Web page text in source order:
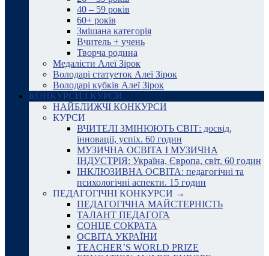
40 – 59 років
60+ років
Змішана категорія
Вчитель + учень
Творча родина
Медалісти Алеї Зірок
Володарі статуеток Алеї Зірок
Володарі кубків Алеї Зірок
КОНКУРСИ І КУРСИ
НАЙБЛИЖЧІ КОНКУРСИ
КУРСИ
ВЧИТЕЛІ ЗМІНЮЮТЬ СВІТ: досвід,
інновації, успіх. 60 годин
МУЗИЧНА ОСВІТА І МУЗИЧНА
ІНДУСТРІЯ: Україна, Європа, світ. 60 годин
ІНКЛЮЗИВНА ОСВІТА: педагогічні та
психологічні аспекти. 15 годин
ПЕДАГОГІЧНІ КОНКУРСИ →
ПЕДАГОГІЧНА МАЙСТЕРНІСТЬ
ТАЛАНТ ПЕДАГОГА
СОНЦЕ СОКРАТА
ОСВІТА УКРАЇНИ
TEACHER’S WORLD PRIZE